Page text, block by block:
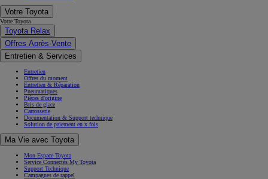
Votre Toyota
Votre Toyota
Toyota Relax
Offres Après-Vente
Entretien & Services
Entretien
Offres du moment
Entretien & Réparation
Pneumatiques
Pièces d'origine
Bris de glace
Carrosserie
Documentation & Support technique
Solution de paiement en x fois
Ma Vie avec Toyota
Mon Espace Toyota
Service Connectés My Toyota
Support Technique
Campagnes de rappel